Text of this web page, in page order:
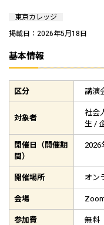
東京カレッジ
掲載日：2026年5月18日
基本情報
区分 講演
対象者
社会
生 /
開催日（開催期
間）
2026
開催場所 オン
会場
参加費 無料